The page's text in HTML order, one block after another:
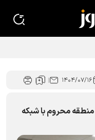
فرهنگ مطالعه در نظرآباد
۱۴۰۴/۰۷/۱۶
نشست هماهنگی مدیران محله 67 منطقه محروم با شبکه